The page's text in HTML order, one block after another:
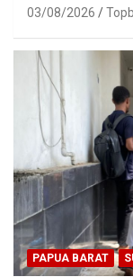
03/08/2026
PAPUA BARAT